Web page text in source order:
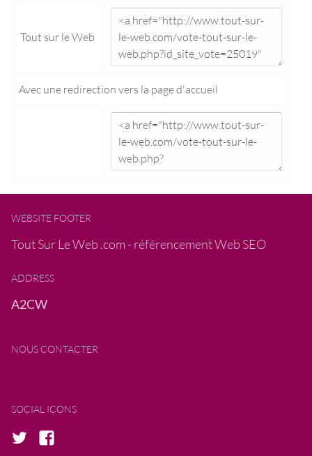
Tout sur le Web
Avec une redirection vers la page d'accueil
WEBSITE FOOTER
Tout Sur Le Web .com - référencement Web SEO
ADDRESS
A2CW
NOUS CONTACTER
SOCIAL ICONS